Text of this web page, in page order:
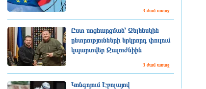
3 ժամ առաջ
Ըստ սոցհարցման՝ Զելենսկին
ընտրությունների երկրորդ փուլում
կպարտվեր Զալուժնիին
3 ժամ առաջ
Կոնգոյում Էբոլայով